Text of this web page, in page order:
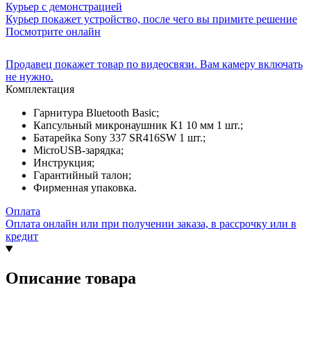
Курьер с демонстрацией
Курьер покажет устройство, после чего вы примите решение
Посмотрите онлайн
Продавец покажет товар по видеосвязи. Вам камеру включать
не нужно.
Комплектация
Гарнитура Bluetooth Basic;
Капсульный микронаушник К1 10 мм 1 шт.;
Батарейка Sony 337 SR416SW 1 шт.;
MicroUSB-зарядка;
Инструкция;
Гарантийный талон;
Фирменная упаковка.
Оплата
Оплата онлайн или при получении заказа, в рассрочку или в
кредит
Описание товара